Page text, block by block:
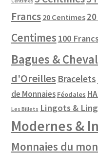
Francs 20 Centimes
Centimes 100
Bagues &
d'Oreilles Bracelets
de Monnaies Féodales
Les Billets Lingots &
Modernes &
Monnaies du